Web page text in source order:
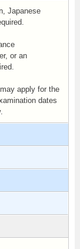
Japanese
or an
apply for the
dates